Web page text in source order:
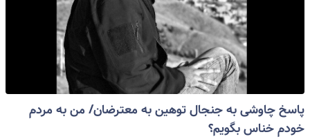
پاسخ چاوشی به جنجال توهین به معترضان/ من به مردم
خودم خناس بگویم؟